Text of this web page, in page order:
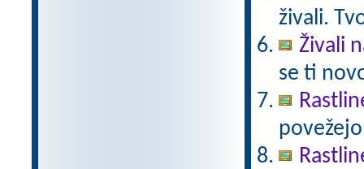
živali.
Živali
se ti